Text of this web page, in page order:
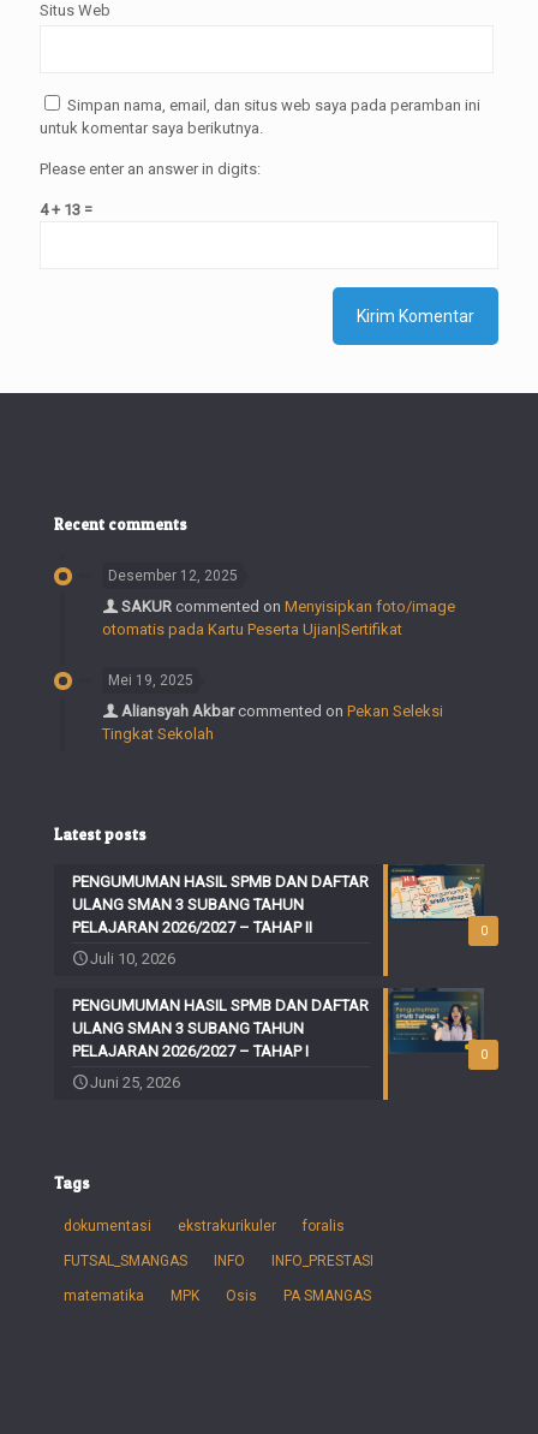
Situs Web
Simpan nama, email, dan situs web saya pada peramban ini
untuk komentar saya berikutnya.
Please enter an answer in digits:
4 + 13 =
Recent comments
Desember 12, 2025
SAKUR commented on Menyisipkan foto/image
otomatis pada Kartu Peserta Ujian|Sertifikat
Mei 19, 2025
Aliansyah Akbarcommented on Pekan Seleksi
Tingkat Sekolah
Latest posts
0
PENGUMUMAN HASIL SPMB DAN DAFTAR
ULANG SMAN 3 SUBANG TAHUN
PELAJARAN 2026/2027 – TAHAP II
Juli 10, 2026
0
PENGUMUMAN HASIL SPMB DAN DAFTAR
ULANG SMAN 3 SUBANG TAHUN
PELAJARAN 2026/2027 – TAHAP I
Juni 25, 2026
Tags
dokumentasi ekstrakurikuler foralis
FUTSAL_SMANGAS INFO INFO_PRESTASI
matematika MPK Osis PA SMANGAS